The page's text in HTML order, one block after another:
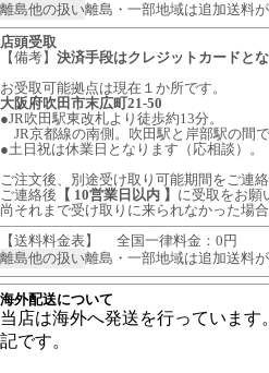
離島他の扱い離島・一部地域は追加送料
店頭受取
【備考】 決済手段はクレジットカードとな
お受取可能拠点は現在１か所です。
大阪府吹田市末広町21-50
●JR吹田駅東改札より徒歩約13分。
JR京都線の南側。吹田駅と岸部駅の間で
●土日祝は休業日となります（応相談）。
ご注文後、別途受け取り可能期間をご連絡
ご連絡後 【 10営業日以内 】 に受取をお願
尚それまで受け取りに来られなかった場
【送料料金表】
全国一律料金：0円
離島他の扱い離島・一部地域は追加送料
海外配送について
当店は海外へ発送を行っていま
記です。